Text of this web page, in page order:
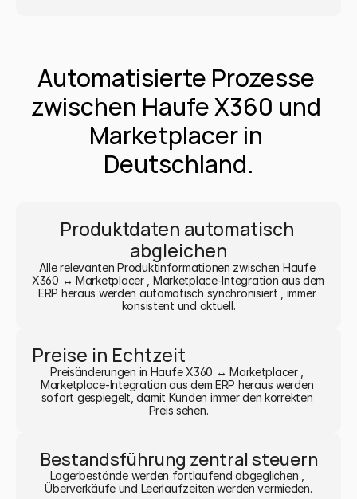
Automatisierte Prozesse
zwischen Haufe X360 und
Marketplacer in
Deutschland.
Produktdaten automatisch
abgleichen
Alle relevanten Produktinformationen zwischen Haufe
X360 ↔ Marketplacer , Marketplace-Integration aus dem
ERP heraus werden automatisch synchronisiert , immer
konsistent und aktuell.
Preise in Echtzeit
Preisänderungen in Haufe X360 ↔ Marketplacer ,
Marketplace-Integration aus dem ERP heraus werden
sofort gespiegelt, damit Kunden immer den korrekten
Preis sehen.
Bestandsführung zentral steuern
Lagerbestände werden fortlaufend abgeglichen ,
Überverkäufe und Leerlaufzeiten werden vermieden.